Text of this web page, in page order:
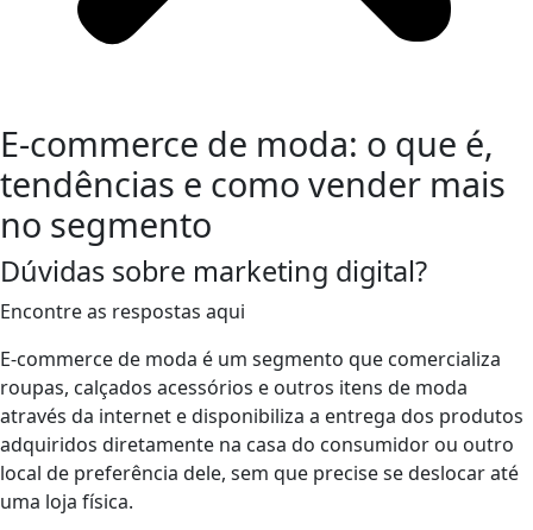
E-commerce de moda: o que é,
tendências e como vender mais
no segmento
Dúvidas sobre marketing digital?
Encontre as respostas aqui
E-commerce de moda é um segmento que comercializa
roupas, calçados acessórios e outros itens de moda
através da internet e disponibiliza a entrega dos produtos
adquiridos diretamente na casa do consumidor ou outro
local de preferência dele, sem que precise se deslocar até
uma loja física.